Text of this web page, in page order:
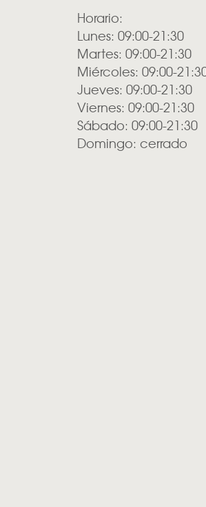
Horario:
Lunes: 09:00-21:30
Martes: 09:00-21:30
Miércoles: 09:00-
Jueves: 09:00-21:30
Viernes: 09:00-21:30
Sábado: 09:00-21:30
Domingo: cerrado